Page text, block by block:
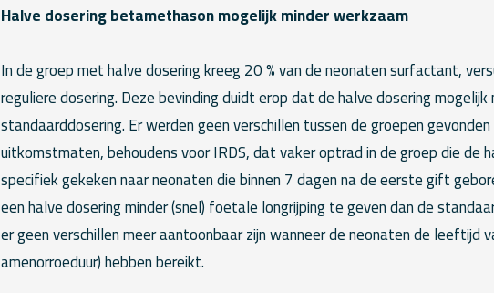
Halve dosering betamethason mogelijk minder werkzaam
In de groep met halve dosering kreeg 20 % van de neonaten surfactant,
reguliere dosering. Deze bevinding duidt erop dat de halve dosering
standaarddosering. Er werden geen verschillen tussen de groepen
uitkomstmaten, behoudens voor IRDS, dat vaker optrad in de groep die de
specifiek gekeken naar neonaten die binnen 7 dagen na de eerste gift
een halve dosering minder (snel) foetale longrijping te geven dan de
er geen verschillen meer aantoonbaar zijn wanneer de neonaten de leeftijd
amenorroeduur) hebben bereikt.